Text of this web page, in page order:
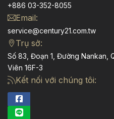
+886 03-352-8055
Email:
service@century21.com.tw
Trụ sở:
Số 83, Đoạn 1, Đường Nankan,
Viên 16F-3
Kết nối với chúng tôi: